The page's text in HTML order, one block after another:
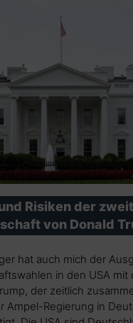
Risiken der
von Donald
hat auch mich der
in den USA mit
der zeitlich
Ampel-Regierung in